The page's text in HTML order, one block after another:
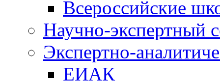
Всероссийские
Научно-экспертный
Экспертно-
ЕИАК